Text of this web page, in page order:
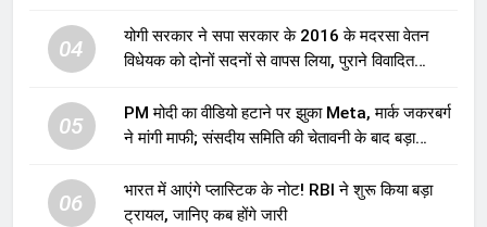
04
योगी सरकार ने सपा सरकार के 2016 के मदरसा वेतन
विधेयक को दोनों सदनों से वापस लिया, पुराने विवादित
05
PM मोदी का वीडियो हटाने पर झुका Meta, मार्क जकरबर्ग
ने मांगी माफी; संसदीय समिति की चेतावनी के बाद बड़ा
06
भारत में आएंगे प्लास्टिक के नोट! RBI ने शुरू किया बड़ा
ट्रायल, जानिए कब होंगे जारी